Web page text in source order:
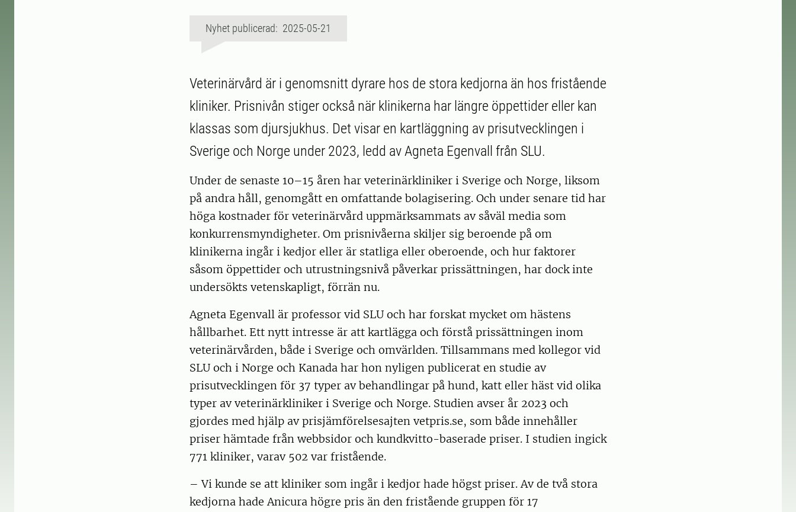
Nyhet publicerad: 2025-05-21
Veterinärvård är i genomsnitt dyrare hos de stora kedjorna än hos fristående
kliniker. Prisnivån stiger också när klinikerna har längre öppettider eller kan
klassas som djursjukhus. Det visar en kartläggning av prisutvecklingen i
Sverige och Norge under 2023, ledd av Agneta Egenvall från SLU.
Under de senaste 10–15 åren har veterinärkliniker i Sverige och Norge, liksom
på andra håll, genomgått en omfattande bolagisering. Och under senare tid har
höga kostnader för veterinärvård uppmärksammats av såväl media som
konkurrensmyndigheter. Om prisnivåerna skiljer sig beroende på om
klinikerna ingår i kedjor eller är statliga eller oberoende, och hur faktorer
såsom öppettider och utrustningsnivå påverkar prissättningen, har dock inte
undersökts vetenskapligt, förrän nu.
Agneta Egenvall är professor vid SLU och har forskat mycket om hästens
hållbarhet. Ett nytt intresse är att kartlägga och förstå prissättningen inom
veterinärvården, både i Sverige och omvärlden. Tillsammans med kollegor vid
SLU och i Norge och Kanada har hon nyligen publicerat en studie av
prisutvecklingen för 37 typer av behandlingar på hund, katt eller häst vid olika
typer av veterinärkliniker i Sverige och Norge. Studien avser år 2023 och
gjordes med hjälp av prisjämförelsesajten vetpris.se, som både innehåller
priser hämtade från webbsidor och kundkvitto-baserade priser. I studien ingick
771 kliniker, varav 502 var fristående.
– Vi kunde se att kliniker som ingår i kedjor hade högst priser. Av de två stora
kedjorna hade Anicura högre pris än den fristående gruppen för 17